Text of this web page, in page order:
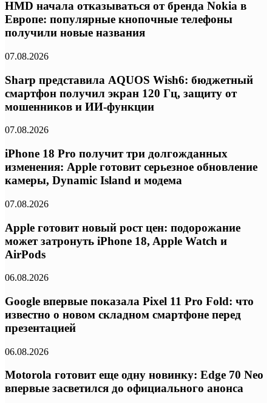
HMD начала отказываться от бренда Nokia в
Европе: популярные кнопочные телефоны
получили новые названия
07.08.2026
Sharp представила AQUOS Wish6: бюджетный
смартфон получил экран 120 Гц, защиту от
мошенников и ИИ-функции
07.08.2026
iPhone 18 Pro получит три долгожданных
изменения: Apple готовит серьезное обновление
камеры, Dynamic Island и модема
07.08.2026
Apple готовит новый рост цен: подорожание
может затронуть iPhone 18, Apple Watch и
AirPods
06.08.2026
Google впервые показала Pixel 11 Pro Fold: что
известно о новом складном смартфоне перед
презентацией
06.08.2026
Motorola готовит еще одну новинку: Edge 70 Neo
впервые засветился до официального анонса